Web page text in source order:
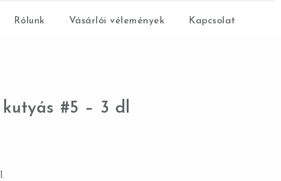
Rólunk Vásárlói vélemények Kapcsolat
#5 – 3 dl